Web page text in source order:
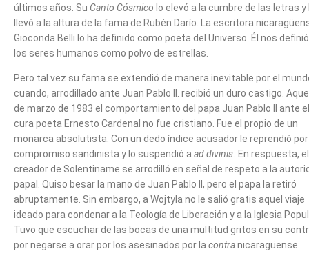
últimos años. Su Canto Cósmico lo elevó a la cumbre de las letras y
llevó a la altura de la fama de Rubén Darío. La escritora
Gioconda Belli lo ha definido como poeta del Universo. Él nos
los seres humanos como polvo de estrellas.
Pero tal vez su fama se extendió de manera inevitable por el
cuando, arrodillado ante Juan Pablo II. recibió un duro castigo.
de marzo de 1983 el comportamiento del papa Juan Pablo II ante el
cura poeta Ernesto Cardenal no fue cristiano. Fue el propio de un
monarca absolutista. Con un dedo índice acusador le reprendió
compromiso sandinista y lo suspendió a ad divinis. En respuesta, el
creador de Solentiname se arrodilló en señal de respeto a la
papal. Quiso besar la mano de Juan Pablo II, pero el papa la retiró
abruptamente. Sin embargo, a Wojtyla no le salió gratis aquel viaje
ideado para condenar a la Teología de Liberación y a la Iglesia
Tuvo que escuchar de las bocas de una multitud gritos en su
por negarse a orar por los asesinados por la contranicaragüense.